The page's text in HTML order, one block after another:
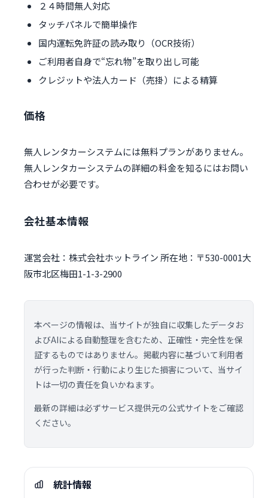
２４時間無人対応
タッチパネルで簡単操作
国内運転免許証の読み取り（OCR技術）
ご利用者自身で“忘れ物”を取り出し可能
クレジットや法人カード（売掛）による精算
価格
無人レンタカーシステムには無料プランがありません。
無人レンタカーシステムの詳細の料金を知るにはお問い
合わせが必要です。
会社基本情報
運営会社：株式会社ホットライン 所在地：〒530-0001大
阪市北区梅田1-1-3-2900
本ページの情報は、当サイトが独自に収集したデータお
よびAIによる自動整理を含むため、正確性・完全性を保
証するものではありません。掲載内容に基づいて利用者
が行った判断・行動により生じた損害について、当サイ
トは一切の責任を負いかねます。
最新の詳細は必ずサービス提供元の公式サイトをご確認
ください。
統計情報